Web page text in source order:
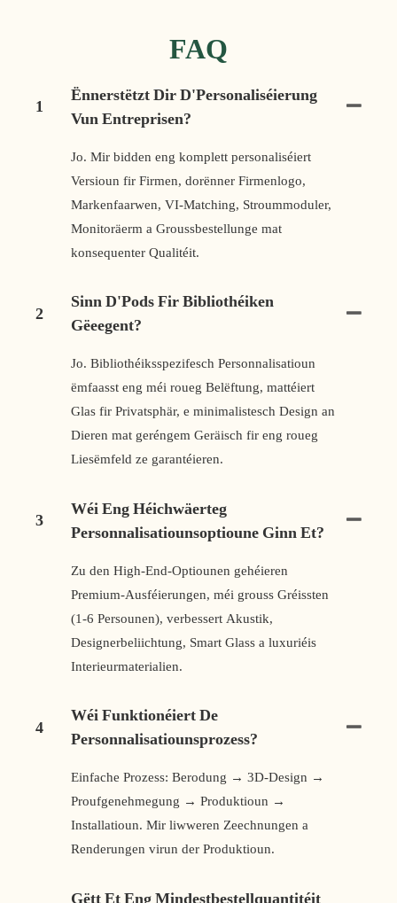
FAQ
1
Ënnerstëtzt Dir D'Personaliséierung
Vun Entreprisen?
Jo. Mir bidden eng komplett personaliséiert
Versioun fir Firmen, dorënner Firmenlogo,
Markenfaarwen, VI-Matching, Stroummoduler,
Monitoräerm a Groussbestellunge mat
konsequenter Qualitéit.
2
Sinn D'Pods Fir Bibliothéiken
Gëeegent?
Jo. Bibliothéiksspezifesch Personnalisatioun
ëmfaasst eng méi roueg Belëftung, mattéiert
Glas fir Privatsphär, e minimalistesch Design an
Dieren mat geréngem Geräisch fir eng roueg
Liesëmfeld ze garantéieren.
3
Wéi Eng Héichwäerteg
Personnalisatiounsoptioune Ginn Et?
Zu den High-End-Optiounen gehéieren
Premium-Ausféierungen, méi grouss Gréissten
(1-6 Persounen), verbessert Akustik,
Designerbeliichtung, Smart Glass a luxuriéis
Interieurmaterialien.
4
Wéi Funktionéiert De
Personnalisatiounsprozess?
Einfache Prozess: Berodung → 3D-Design →
Proufgenehmegung → Produktioun →
Installatioun. Mir liwweren Zeechnungen a
Renderungen virun der Produktioun.
Gëtt Et Eng Mindestbestellquantitéit